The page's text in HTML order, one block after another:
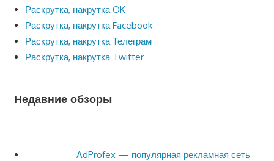
Раскрутка, накрутка OK
Раскрутка, накрутка Facebook
Раскрутка, накрутка Телеграм
Раскрутка, накрутка Twitter
Недавние обзоры
AdProfex — популярная рекламная сеть